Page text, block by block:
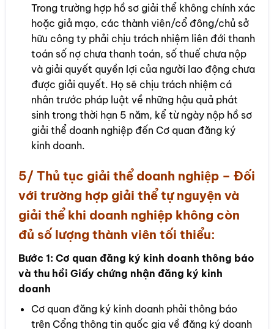
Trong trường hợp hồ sơ giải thể không chính xác
hoặc giả mạo, các thành viên/cổ đông/chủ sở
hữu công ty phải chịu trách nhiệm liên đới thanh
toán số nợ chưa thanh toán, số thuế chưa nộp
và giải quyết quyền lợi của người lao động chưa
được giải quyết. Họ sẽ chịu trách nhiệm cá
nhân trước pháp luật về những hậu quả phát
sinh trong thời hạn 5 năm, kể từ ngày nộp hồ sơ
giải thể doanh nghiệp đến Cơ quan đăng ký
kinh doanh.
5/ Thủ tục giải thể doanh nghiệp – Đối
với trường hợp giải thể tự nguyện và
giải thể khi doanh nghiệp không còn
đủ số lượng thành viên tối thiểu:
Bước 1: Cơ quan đăng ký kinh doanh thông báo
và thu hồi Giấy chứng nhận đăng ký kinh
doanh
Cơ quan đăng ký kinh doanh phải thông báo
trên Cổng thông tin quốc gia về đăng ký doanh